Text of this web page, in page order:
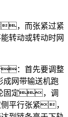
，而张紧过紧
转动或转动时网
：首先要调整
成网带输送机跑
固定，调
平行张紧，